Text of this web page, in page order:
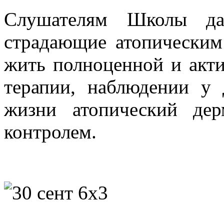
Слушателям Школы
страдающие
жить полноценной и
терапии, наблюдении у
жизни атопический
контролем.